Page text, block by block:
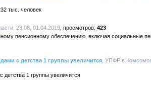
тыс. человек
23:08, 01.04.2019
423
пенсионному обеспечению, включая социальные
с детства 1 группы увеличится , УПФР в
1 группы увеличится